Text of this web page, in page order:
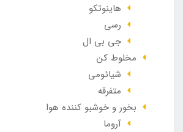
هاینوتکو
رسی
جی بی ال
مخلوط کن
شیائومی
متفرقه
بخور و خوشبو کننده هوا
آروما